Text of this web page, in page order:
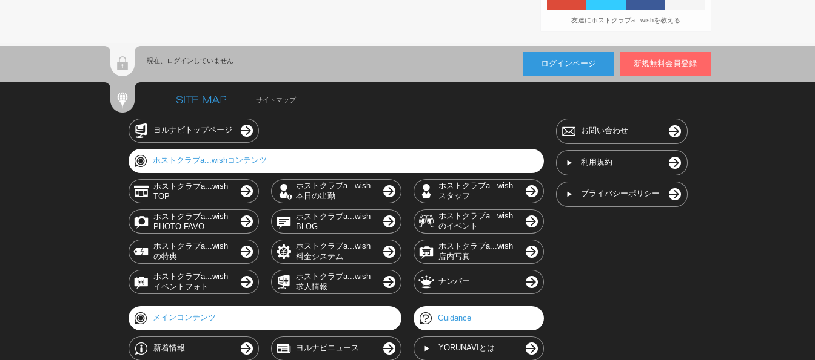
友達にホストクラブa...wishを教える
現在、ログインしていません ログインページ 新規無料会員登録
サイトマップ
ヨルナビトップページ
ホストクラブa...wishコンテンツ
ホストクラブa...wish
TOP
ホストクラブa...wish
本日の出勤
ホストクラブa...wish
スタッフ
ホストクラブa...wish
PHOTO FAVO
ホストクラブa...wish
BLOG
ホストクラブa...wish
のイベント
ホストクラブa...wish
の特典
ホストクラブa...wish
料金システム
ホストクラブa...wish
店内写真
ホストクラブa...wish
イベントフォト
ホストクラブa...wish
求人情報
ナンバー
メインコンテンツ
新着情報 ヨルナビニュース
Guidance
YORUNAVIとは
お問い合わせ
利用規約
プライバシーポリシー